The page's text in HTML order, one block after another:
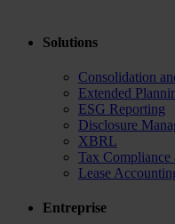
Solutions
Consolidation
Extended
ESG Reporting
Disclosure
XBRL
Tax Compliance
Lease
Entreprise